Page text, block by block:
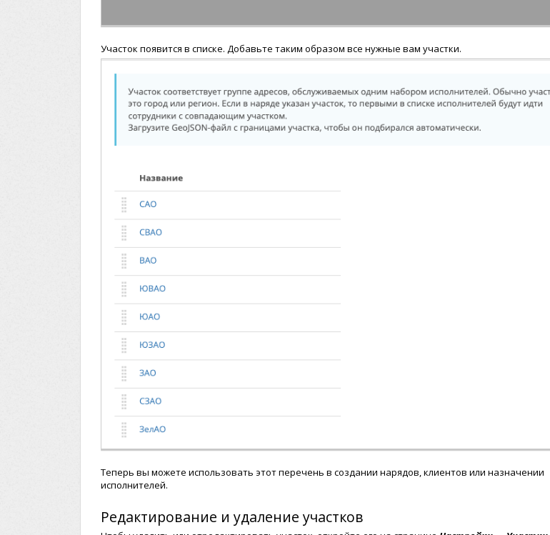
Участок появится в списке. Добавьте таким образом все нужные вам участки.
Теперь вы можете использовать этот перечень в создании нарядов, клиентов или назначении
исполнителей.
Редактирование и удаление участков